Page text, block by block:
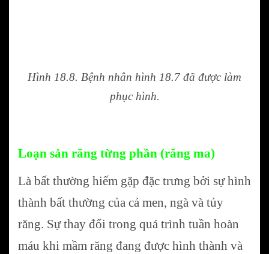
Hình 18.8. Bệnh nhân hình 18.7 đã được làm
phục hình.
Loạn sản răng từng phần (răng ma)
Là bất thường hiếm gặp đặc trưng bởi sự hình
thành bất thường của cả men, ngà và tủy
răng. Sự thay đổi trong quá trình tuần hoàn
máu khi mầm răng đang được hình thành và